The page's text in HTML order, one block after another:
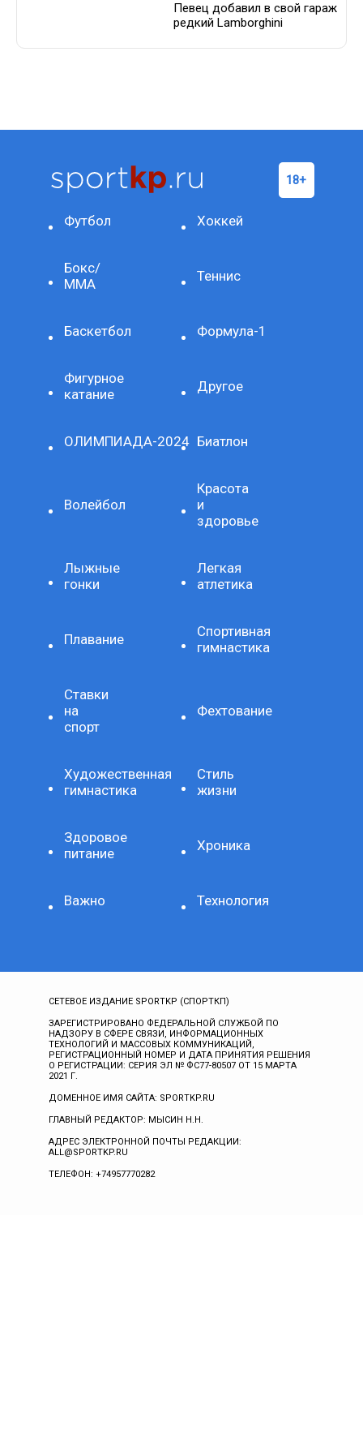
Певец добавил в свой гараж
редкий Lamborghini
Футбол Хоккей
Бокс/
ММА
Теннис
Баскетбол Формула-1
Фигурное
катание
Другое
ОЛИМПИАДА-2024 Биатлон
Волейбол
Красота
и
здоровье
Лыжные
гонки
Легкая
атлетика
Плавание
Спортивная
гимнастика
Ставки
на
спорт
Фехтование
Художественная
гимнастика
Стиль
жизни
Здоровое
питание
Хроника
Важно Технология
СЕТЕВОЕ ИЗДАНИЕ SPORTKP (СПОРТКП)
ЗАРЕГИСТРИРОВАНО ФЕДЕРАЛЬНОЙ СЛУЖБОЙ ПО
НАДЗОРУ В СФЕРЕ СВЯЗИ, ИНФОРМАЦИОННЫХ
ТЕХНОЛОГИЙ И МАССОВЫХ КОММУНИКАЦИЙ,
РЕГИСТРАЦИОННЫЙ НОМЕР И ДАТА ПРИНЯТИЯ РЕШЕНИЯ
О РЕГИСТРАЦИИ: СЕРИЯ ЭЛ № ФС77-80507 ОТ 15 МАРТА
2021 Г.
ДОМЕННОЕ ИМЯ САЙТА: SPORTKP.RU
ГЛАВНЫЙ РЕДАКТОР: МЫСИН Н.Н.
АДРЕС ЭЛЕКТРОННОЙ ПОЧТЫ РЕДАКЦИИ:
ALL@SPORTKP.RU
ТЕЛЕФОН: +74957770282